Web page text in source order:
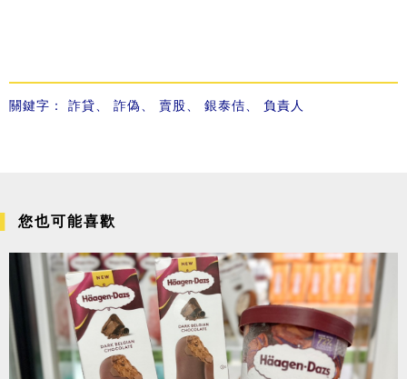
關鍵字： 詐貸、 詐偽、 賣股、 銀泰佶、 負責人
您也可能喜歡